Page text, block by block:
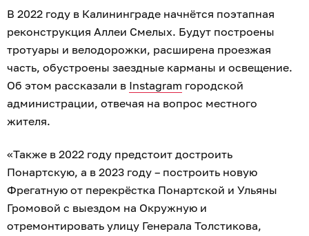
В 2022 году в Калининграде начнётся поэтапная
реконструкция Аллеи Смелых. Будут построены
тротуары и велодорожки, расширена проезжая
часть, обустроены заездные карманы и освещение.
Об этом рассказали в Instagram городской
администрации, отвечая на вопрос местного
жителя.
«Также в 2022 году предстоит достроить
Понартскую, а в 2023 году – построить новую
Фрегатную от перекрёстка Понартской и Ульяны
Громовой с выездом на Окружную и
отремонтировать улицу Генерала Толстикова,